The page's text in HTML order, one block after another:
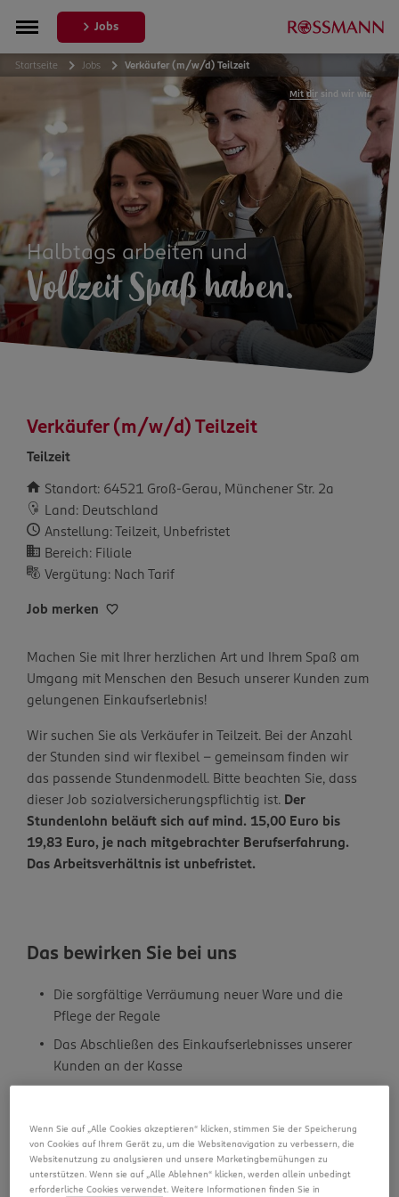
Jobs
Startseite Jobs Verkäufer (m/w/d) Teilzeit
Mit dir sind wir wir.
Halbtags arbeiten und
Vollzeit Spaß haben.
Verkäufer (m/w/d) Teilzeit
Teilzeit
Standort: 64521 Groß-Gerau, Münchener Str. 2a
Land: Deutschland
Anstellung: Teilzeit, Unbefristet
Bereich: Filiale
Vergütung: Nach Tarif
Job merken
Machen Sie mit Ihrer herzlichen Art und Ihrem Spaß am
Umgang mit Menschen den Besuch unserer Kunden zum
gelungenen Einkaufserlebnis!
Wir suchen Sie als Verkäufer in Teilzeit. Bei der Anzahl
der Stunden sind wir flexibel – gemeinsam finden wir
das passende Stundenmodell. Bitte beachten Sie, dass
dieser Job sozialversicherungspflichtig ist. Der
Stundenlohn beläuft sich auf mind. 15,00 Euro bis
19,83 Euro, je nach mitgebrachter Berufserfahrung.
Das Arbeitsverhältnis ist unbefristet.
Das bewirken Sie bei uns
Die sorgfältige Verräumung neuer Ware und die
Pflege der Regale
Das Abschließen des Einkaufserlebnisses unserer
Kunden an der Kasse
Das bringen Sie mit
Wenn Sie auf „Alle Cookies akzeptieren“ klicken, stimmen Sie der Speicherung
von Cookies auf Ihrem Gerät zu, um die Websitenavigation zu verbessern, die
Websitenutzung zu analysieren und unsere Marketingbemühungen zu
unterstützen. Wenn sie auf „Alle Ablehnen“ klicken, werden allein unbedingt
erforderliche Cookies verwendet. Weitere Informationen finden Sie in